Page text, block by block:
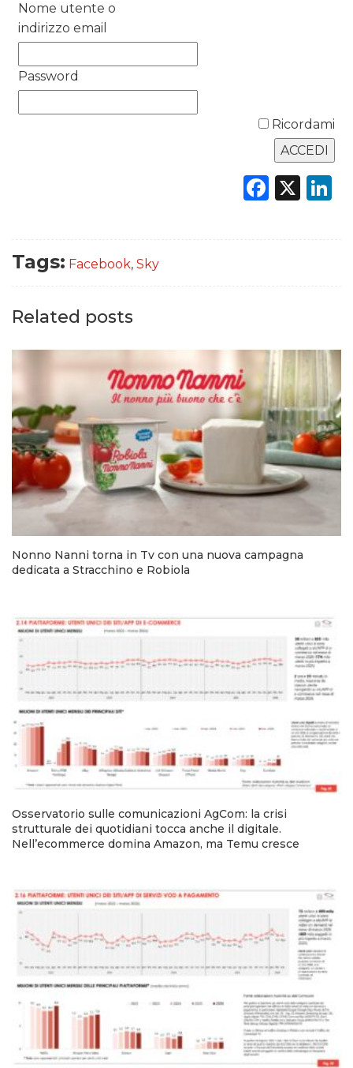
RICERCHE
Nome utente o
indirizzo email
Password
Ricordami
X
Tags: Facebook, Sky
Related posts
Nonno Nanni torna in Tv con una nuova campagna
dedicata a Stracchino e Robiola
Osservatorio sulle comunicazioni AgCom: la crisi
strutturale dei quotidiani tocca anche il digitale.
Nell’ecommerce domina Amazon, ma Temu cresce